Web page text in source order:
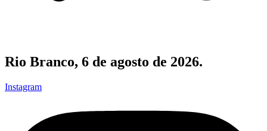
Rio Branco, 6 de agosto de 2026.
Instagram